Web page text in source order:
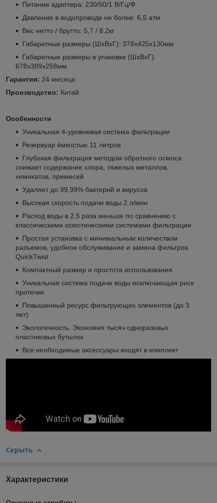
Питание адаптера: 230/50/1 В/Гц/Ф
Давление в водопроводе не более: 6,5 атм
Вес нетто / брутто: 5,7 / 8,2кг
Габаритные размеры (ШxВxГ): 378x425x130мм
Габаритные размеры в упаковке (ШxВxГ):
678x389x258мм
Гарантия: 24 месяца
Производство: Китай
Особенности
Уникальная 4-уровневая система фильтрации
Резервуар ёмкостью 11 литров
Глубокая фильтрация методом обратного осмоса
снижает содержание хлора, тяжелых металлов,
химикатов, примесей
Удаляет до 99,99% бактерий и вирусов
Высокая скорость подачи воды 2 л/мин
Расход воды в 2,5 раза меньше по сравнению с
классическими осмотическими системами фильтрации
Простая установка с минимальным количеством
разъемов, удобное обслуживание и замена фильтров
QuickTwist
Компактный размер и простота использования
Уникальная система подачи воды исключающая риск
протечки
Повышенный ресурс фильтрующих элементов (до 3
лет)
Экологичность. Экономия тысяч одноразовых
пластиковых бутылок
Все необходимые аксессуары входят в комплект
Скрыть
Характеристики